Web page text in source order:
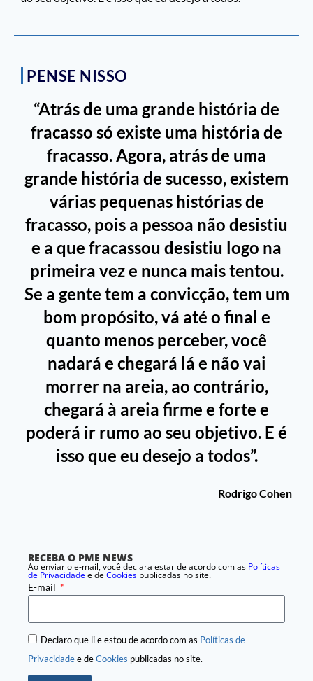
PENSE NISSO
“Atrás de uma grande história de
fracasso só existe uma história de
fracasso. Agora, atrás de uma
grande história de sucesso, existem
várias pequenas histórias de
fracasso, pois a pessoa não desistiu
e a que fracassou desistiu logo na
primeira vez e nunca mais tentou.
Se a gente tem a convicção, tem um
bom propósito, vá até o final e
quanto menos perceber, você
nadará e chegará lá e não vai
morrer na areia, ao contrário,
chegará à areia firme e forte e
poderá ir rumo ao seu objetivo. E é
isso que eu desejo a todos”.
Rodrigo Cohen
RECEBA O PME NEWS
Ao enviar o e-mail, você declara estar de acordo com as Políticas
de Privacidadee deCookies publicadas no site.
E-mail
Declaro que li e estou de acordo com as Políticas de
Privacidadee deCookies publicadas no site.